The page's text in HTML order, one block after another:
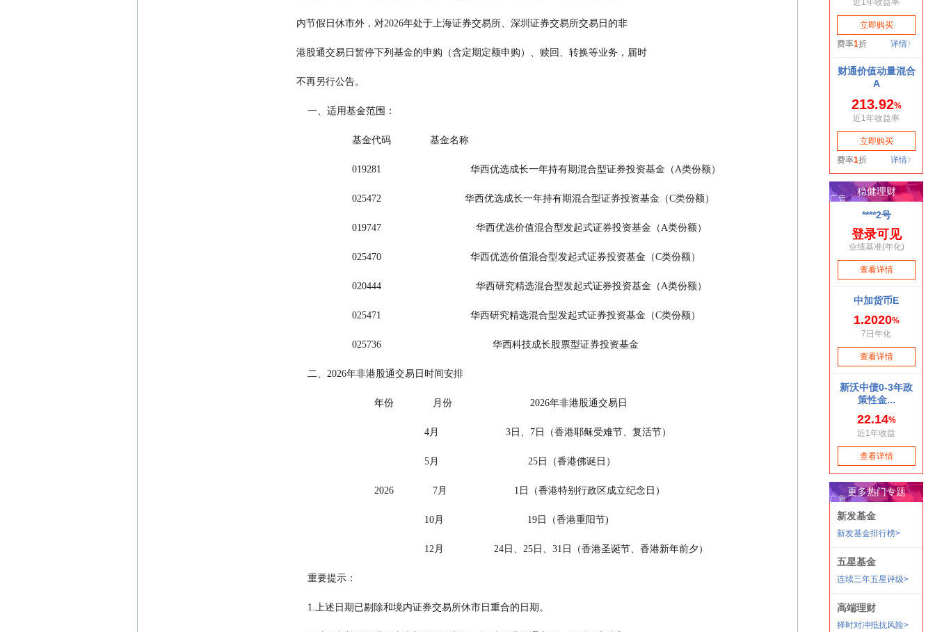
                                内节假日休市外，对2026年处于上海证券交易所、深圳证券交易所交易日的非
                                港股通交易日暂停下列基金的申购（含定期定额申购）、赎回、转换等业务，届时
                                不再另行公告。
                                    一、适用基金范围：
                                                    基金代码              基金名称
                                                    019281                                华西优选成长一年持有期混合型证券投资基金（A类份额）
                                                    025472                              华西优选成长一年持有期混合型证券投资基金（C类份额）
                                                    019747                                  华西优选价值混合型发起式证券投资基金（A类份额）
                                                    025470                                华西优选价值混合型发起式证券投资基金（C类份额）
                                                    020444                                  华西研究精选混合型发起式证券投资基金（A类份额）
                                                    025471                                华西研究精选混合型发起式证券投资基金（C类份额）
                                                    025736                                        华西科技成长股票型证券投资基金
                                    二、2026年非港股通交易日时间安排
                                                            年份              月份                            2026年非港股通交易日
                                                                              4月                        3日、7日（香港耶稣受难节、复活节）
                                                                              5月                                25日（香港佛诞日）
                                                            2026              7月                        1日（香港特别行政区成立纪念日）
                                                                              10月                              19日（香港重阳节)
                                                                              12月                  24日、25日、31日（香港圣诞节、香港新年前夕）
                                    重要提示：
                                    1.上述日期已剔除和境内证券交易所休市日重合的日期。